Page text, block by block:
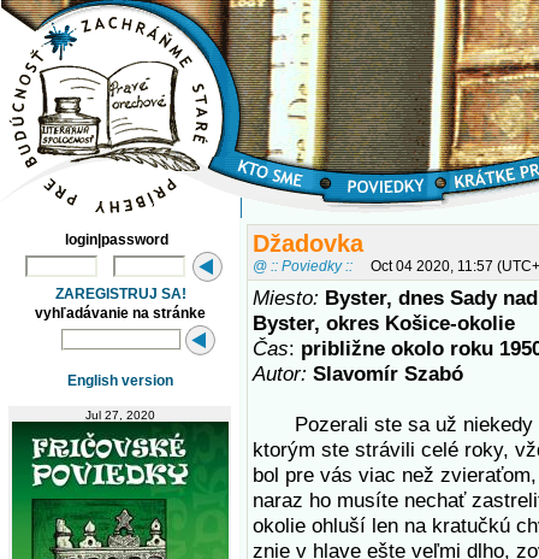
login|password
ZAREGISTRUJ SA!
vyhľadávanie na stránke
English version
Jul 27, 2020
Džadovka
@ :: Poviedky :: Oct 04 2020, 11:57
Miesto: Byster, dnes Sady
Byster, okres Košice-okolie
Čas: približne okolo roku
Autor: Slavomír Szabó
Pozerali ste sa už niekedy
ktorým ste strávili celé roky,
bol pre vás viac než
naraz ho musíte nechať
okolie ohluší len na kratučkú
znie v hlave ešte veľmi dlho,